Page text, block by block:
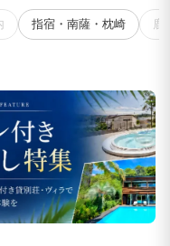
指宿・南薩・枕崎 鹿